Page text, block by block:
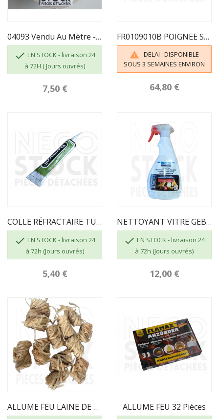
04093 Vendu Au Mètre - JOINT PLAT AUTOCOLLANT...
 EN STOCK - livraison 24
à 72H ( Jours ouvrés)
7,50 €
FR0109010B POIGNEE SUPRA

DELAI : DISPONIBLE
SOUS 3 SEMAINES ENVIRON
64,80 €
COLLE RÉFRACTAIRE TUBE DE 17 ML
 EN STOCK - livraison 24
à 72h (Jours ouvrés)
5,40 €
NETTOYANT VITRE GEB 821506 3283988215063
 EN STOCK - livraison 24
à 72h (Jours ouvrés)
12,00 €
ALLUME FEU LAINE DE BOIS ALLUME FEU 32 Pièces